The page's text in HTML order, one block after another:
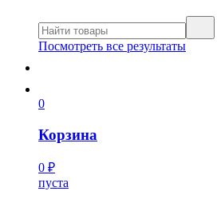
Посмотреть все результаты
0
Корзина
0 ₽
пуста